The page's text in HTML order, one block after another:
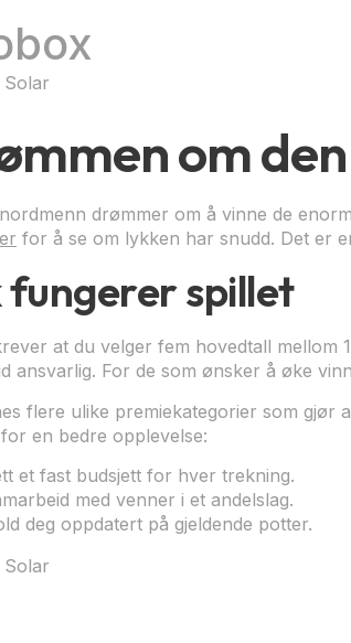
Solar
om
drømmer om å vinne de
for å se om lykken har snudd. Det er
fungerer spillet
at du velger fem hovedtall mellom
ansvarlig. For de som ønsker å øke
flere ulike premiekategorier som gjør
en bedre opplevelse:
et fast budsjett for hver trekning.
med venner i et andelslag.
deg oppdatert på gjeldende potter.
Solar